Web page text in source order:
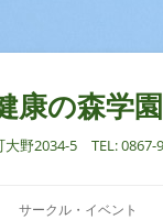
の森学園
野2034-5 TEL: 0867-
サークル・イベント